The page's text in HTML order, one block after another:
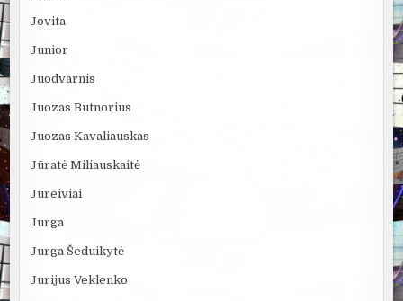
Jovita
Junior
Juodvarnis
Juozas Butnorius
Juozas Kavaliauskas
Jūratė Miliauskaitė
Jūreiviai
Jurga
Jurga Šeduikytė
Jurijus Veklenko